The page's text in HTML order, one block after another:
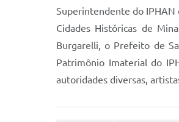
Superintendente do IPHAN
Cidades Históricas de
Burgarelli, o Prefeito de
Patrimônio Imaterial do
autoridades diversas,